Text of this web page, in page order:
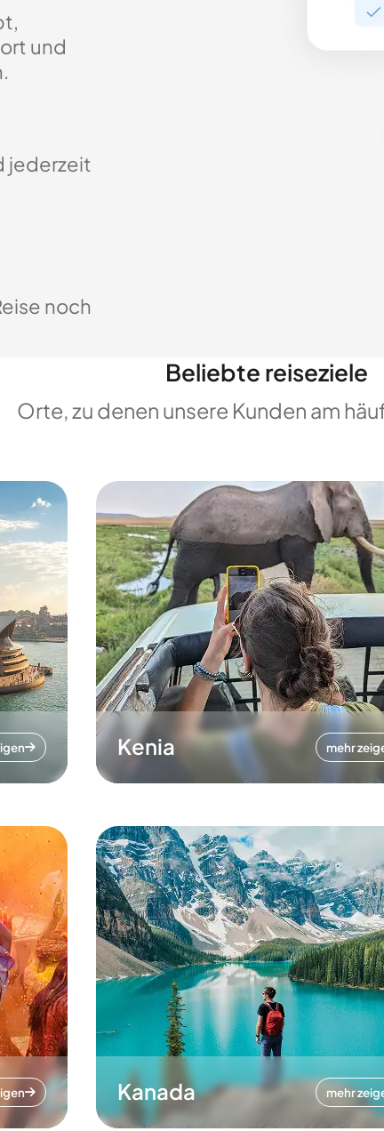
und
jederzeit
noch
Beliebte reiseziele
Orte, zu denen unsere Kunden am
Kenia mehr
Kanada mehr